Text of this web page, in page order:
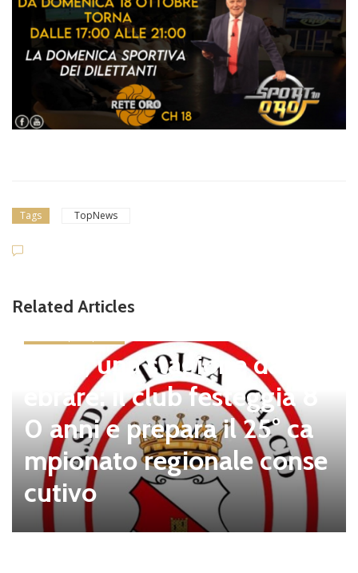
Tags TopNews
Related Articles
Tolfa, una stagione da cel
ebrare: il club festeggia 8
0 anni e prepara il 25° ca
mpionato regionale conse
cutivo